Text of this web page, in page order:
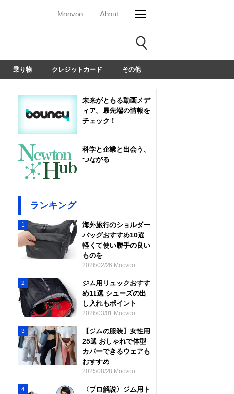
Moovoo About
乗り物 クレジットカード その他
未来がともる動画メデ
ィア。最先端の情報を
チェック！
科学と企業と出会う、
つながる
ランキング
1
海外旅行のショルダー
バッグおすすめ10選
軽くて使い勝手の良い
ものを
2026/02/26 Moovoo
2
ジム用リュックおすす
め11選 シューズの出
し入れもポイント
2026/03/01 Moovoo
3
【ジムの服装】女性用
25選 おしゃれで体型
カバーできるウェアも
おすすめ
2025/08/28 Moovoo
4
〈プロ解説〉ジム用ト